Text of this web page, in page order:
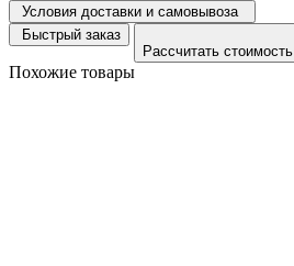
Условия доставки и самовывоза
Быстрый заказ
Рассчитать стоимость
Похожие товары